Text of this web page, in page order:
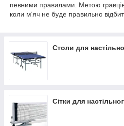
певними правилами. Метою гравців
коли м'яч не буде правильно
Столи для
Сітки для